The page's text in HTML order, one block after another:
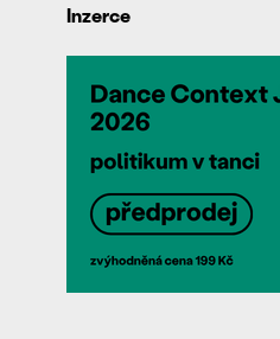
Inzerce